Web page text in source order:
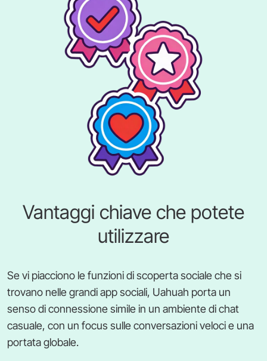
Vantaggi chiave che potete
utilizzare
Se vi piacciono le funzioni di scoperta sociale che si
trovano nelle grandi app sociali, Uahuah porta un
senso di connessione simile in un ambiente di chat
casuale, con un focus sulle conversazioni veloci e una
portata globale.